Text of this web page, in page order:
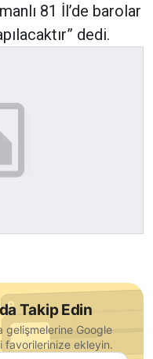
81 İl’de barolar
dedi.
Takip Edin
gelişmelerine Google
favorilerinize ekleyin.